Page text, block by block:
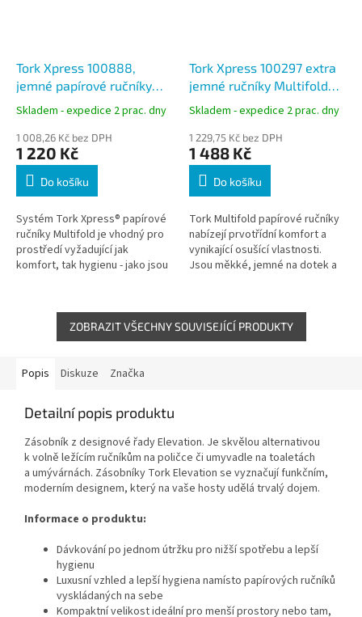
Tork Xpress 100888,
jemné papírové ručníky
Multifold Premium bílé,
H2 - náhrada 100288
Skladem - expedice 2 prac. dny
1 008,26 Kč bez DPH
1 220 Kč
Do košíku
Systém Tork Xpress® papírové
ručníky Multifold je vhodný pro
prostředí vyžadující jak
komfort, tak hygienu - jako jsou
Tork Xpress 100297 extra
jemné ručníky Multifold
Premium bílé, H2 - extra
velký útržek
Skladem - expedice 2 prac. dny
1 229,75 Kč bez DPH
1 488 Kč
Do košíku
Tork Multifold papírové ručníky
nabízejí prvotřídní komfort a
vynikající osušící vlastnosti.
Jsou měkké, jemné na dotek a
ZOBRAZIT VŠECHNY SOUVISEJÍCÍ PRODUKTY
Popis Diskuze Značka
Detailní popis produktu
Zásobník z designové řady Elevation. Je skvělou alternativou
k volně ležícím ručníkům na poličce či umyvadle na toaletách
a umývárnách. Zásobníky Tork Elevation se vyznačují funkčním,
moderním designem, který na vaše hosty udělá trvalý dojem.
Informace o produktu:
Dávkování po jednom útržku pro nižší spotřebu a lepší
hygienu
Luxusní vzhled a lepší hygiena namísto papírových ručníků
vyskládaných na sebe
Kompaktní velikost ideální pro menší prostory nebo tam,